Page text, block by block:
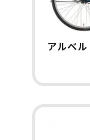
アルベ